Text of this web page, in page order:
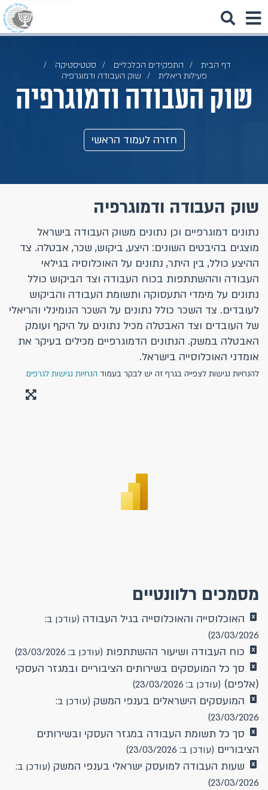
דף הבית התפקידים הכלכליים
סטטיסטיקה
פעילות ריאלית
שוק העבודה ודמוגרפיה
שוק העבודה ודמוגרפיה
חזרה לעמוד הראשי
שוק העבודה ודמוגרפיה
נתונים דמוגרפיים וכן נתונים משוק העבודה בישראל
מוצגים בהיבטים השונים: היצע, ביקוש, שכר, אבטלה. צד
ההיצע כולל, בין היתר, נתונים על האוכלוסיה בגילאי
העבודה וההשתתפות בכוח העבודה וצד הביקוש כולל
נתונים על מימדי התעסוקה ותשומת העבודה והביקוש
לעובדים. צד השכר כולל נתונים על השכר הנומינלי והריאלי
של העובדים וצד האבטלה מכיל נתונים על היקף ועומק
האבטלה במשק. הנתונים הדמוגרפיים מכילים בעיקר את
אומדני האוכלוסייה בישראל.
להנחיות נגישות לצפייה בגרף זה יש לבקר בעמוד הנחיות נגישות לגרפים
מסמכים רלוונטיים
האוכלוסייה והאוכלוסייה בגיל העבודה (עודכן ב:
23/03/2026)
כוח העבודה ושיעור ההשתתפות (עודכן ב: 23/03/2026)
סך כל המועסקים בשירותים הציבוריים ובמגזר העסקי
(אלפים) (עודכן ב: 23/03/2026)
המועסקים הישראלים בענפי המשק (עודכן ב:
23/03/2026)
סך כל תשומת העבודה במגזר העסקי ובשירותים
הציבוריים (עודכן ב: 23/03/2026)
שעות העבודה למועסק ישראלי בענפי המשק (עודכן ב:
23/03/2026)